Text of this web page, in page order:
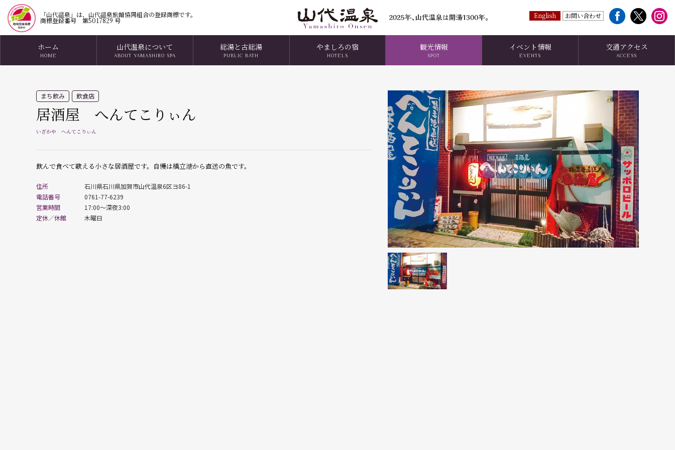
「山代温泉」は、山代温泉旅館協同組合の登録商標です。
商標登録番号 第5017829 号
English お問い合わせ
ホーム
HOME
山代温泉について
ABOUT YAMASHIRO SPA
総湯と古総湯
PUBLIC BATH
やましろの宿
HOTELS
観光情報
SPOT
イベント情報
EVENTS
交通アクセス
ACCESS
まち飲み 飲食店
居酒屋 へんてこりぃん
いざかや へんてこりぃん
飲んで食べて歌える小さな居酒屋です。自慢は橋立港から直送の魚です。
住所
石川県石川県加賀市山代温泉6区ヨ86-1
電話番号
0761-77-6239
営業時間
17:00～深夜3:00
定休／休館
木曜日